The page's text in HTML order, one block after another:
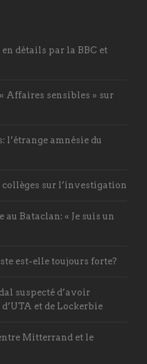
détails par la BBC et
Affaires sensibles » sur
l’étrange amnésie du
sur l’investigation
Bataclan: « Je suis un
est-elle toujours forte?
suspecté d’avoir
et de Lockerbie
Mitterrand et le